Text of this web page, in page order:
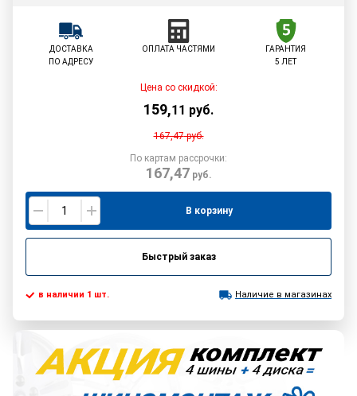
ДОСТАВКА
ПО АДРЕСУ
ОПЛАТА ЧАСТЯМИ
ГАРАНТИЯ
5 ЛЕТ
Цена со скидкой:
159,11 руб.
167,47руб.
По картам рассрочки:
167,47 руб.
В корзину
Быстрый заказ
в наличии 1 шт. Наличие в магазинах